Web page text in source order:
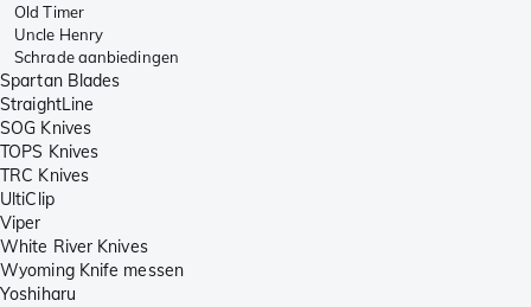
Old Timer
Uncle Henry
Schrade aanbiedingen
Spartan Blades
StraightLine
SOG Knives
TOPS Knives
TRC Knives
UltiClip
Viper
White River Knives
Wyoming Knife messen
Yoshiharu